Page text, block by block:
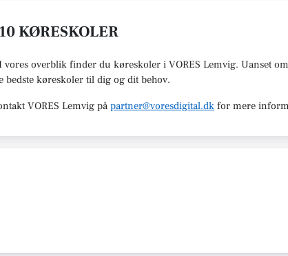
KØRESKOLER
vores overblik finder du køreskoler i VORES Lemvig. Uanset
bedste køreskoler til dig og dit behov.
VORES Lemvig på partner@voresdigital.dk for mere